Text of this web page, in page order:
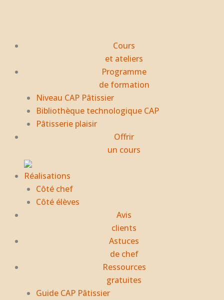
Cours
et ateliers
Programme
de formation
Niveau CAP Pâtissier
Bibliothèque technologique CAP
Pâtisserie plaisir
Offrir
un cours
Réalisations
Côté chef
Côté élèves
Avis
clients
Astuces
de chef
Ressources
gratuites
Guide CAP Pâtissier